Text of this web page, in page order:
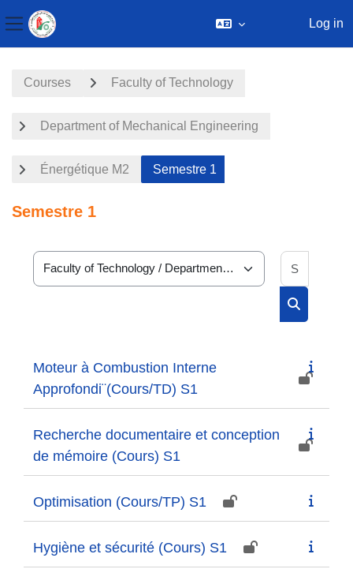
Side panel
Log in
Courses Faculty of Technology
Department of Mechanical Engineering
Énergétique M2 Semestre 1
Semestre 1
Course categories
Moteur à Combustion Interne
Approfondi¨(Cours/TD) S1
Recherche documentaire et conception
de mémoire (Cours) S1
Optimisation (Cours/TP) S1
Hygiène et sécurité (Cours) S1